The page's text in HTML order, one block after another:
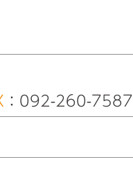
：092-260-7587